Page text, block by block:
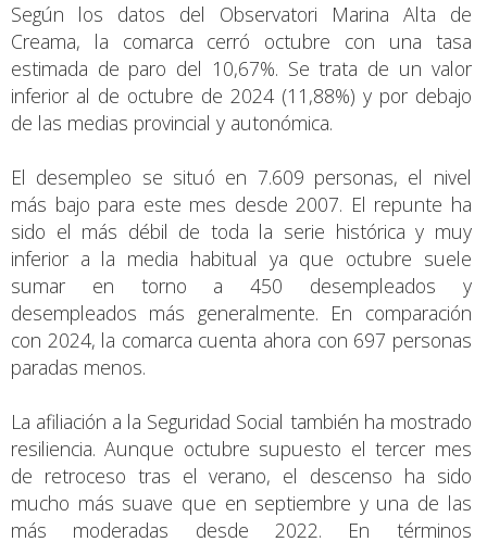
Según los datos del Observatori Marina Alta de
Creama, la comarca cerró octubre con una tasa
estimada de paro del 10,67%. Se trata de un valor
inferior al de octubre de 2024 (11,88%) y por debajo
de las medias provincial y autonómica.
El desempleo se situó en 7.609 personas, el nivel
más bajo para este mes desde 2007. El repunte ha
sido el más débil de toda la serie histórica y muy
inferior a la media habitual ya que octubre suele
sumar en torno a 450 desempleados y
desempleados más generalmente. En comparación
con 2024, la comarca cuenta ahora con 697 personas
paradas menos.
La afiliación a la Seguridad Social también ha mostrado
resiliencia. Aunque octubre supuesto el tercer mes
de retroceso tras el verano, el descenso ha sido
mucho más suave que en septiembre y una de las
más moderadas desde 2022. En términos